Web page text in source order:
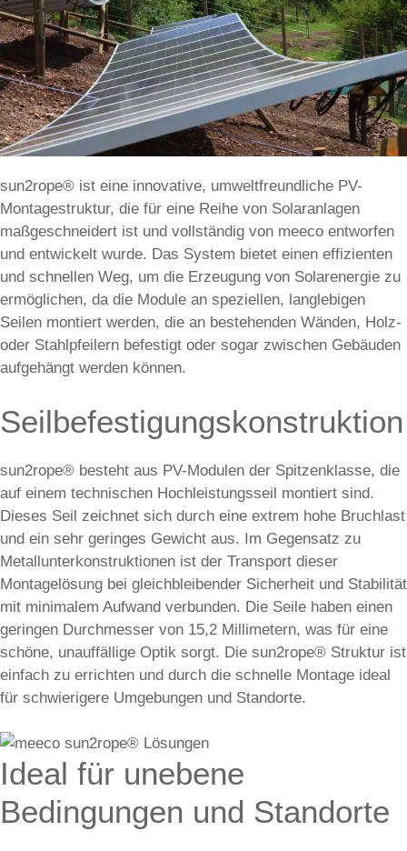
sun2rope® ist eine innovative, umweltfreundliche PV-
Montagestruktur, die für eine Reihe von Solaranlagen
maßgeschneidert ist und vollständig von meeco entworfen
und entwickelt wurde. Das System bietet einen effizienten
und schnellen Weg, um die Erzeugung von Solarenergie zu
ermöglichen, da die Module an speziellen, langlebigen
Seilen montiert werden, die an bestehenden Wänden, Holz-
oder Stahlpfeilern befestigt oder sogar zwischen Gebäuden
aufgehängt werden können.
Seilbefestigungskonstruktion
sun2rope® besteht aus PV-Modulen der Spitzenklasse, die
auf einem technischen Hochleistungsseil montiert sind.
Dieses Seil zeichnet sich durch eine extrem hohe Bruchlast
und ein sehr geringes Gewicht aus. Im Gegensatz zu
Metallunterkonstruktionen ist der Transport dieser
Montagelösung bei gleichbleibender Sicherheit und Stabilität
mit minimalem Aufwand verbunden. Die Seile haben einen
geringen Durchmesser von 15,2 Millimetern, was für eine
schöne, unauffällige Optik sorgt. Die sun2rope® Struktur ist
einfach zu errichten und durch die schnelle Montage ideal
für schwierigere Umgebungen und Standorte.
Ideal für unebene
Bedingungen und Standorte